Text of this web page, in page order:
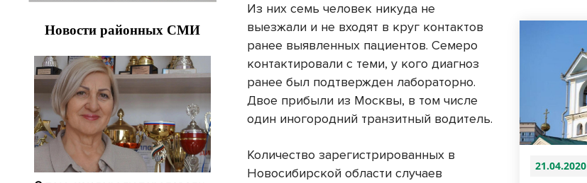
21.04.2020
Из них семь человек никуда не
выезжали и не входят в круг контактов
ранее выявленных пациентов. Семеро
контактировали с теми, у кого диагноз
ранее был подтвержден лабораторно.
Двое прибыли из Москвы, в том числе
один иногородний транзитный водитель.
Количество зарегистрированных в
Новосибирской области случаев